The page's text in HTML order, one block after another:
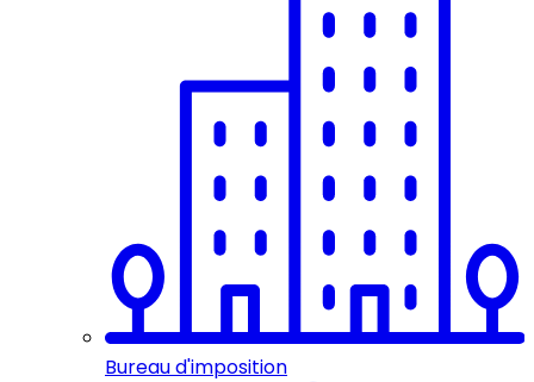
Bureau d'imposition